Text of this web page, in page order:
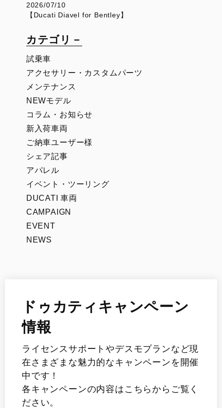
2026/07/10
【Ducati Diavel for Bentley】
カテゴリ－
試乗車
アクセサリー・カスタムパーツ
メンテナンス
NEWモデル
コラム・お知らせ
新入荷車両
ご納車ユーザー様
シェア記事
アパレル
イベント・ツーリング
DUCATI 車両
CAMPAIGN
EVENT
NEWS
ドゥカティキャンペーン
情報
ライセンスサポートやデスモプランなど現
在さまざまな魅力的なキャンペーンを開催
中です！
各キャンペーンの内容はこちらからご覧く
ださい。